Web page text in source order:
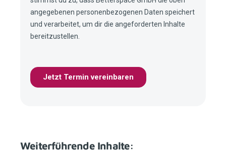
Weiterführende Inhalte: